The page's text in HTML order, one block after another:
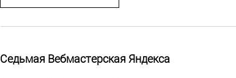
Седьмая Вебмастерская Яндекса